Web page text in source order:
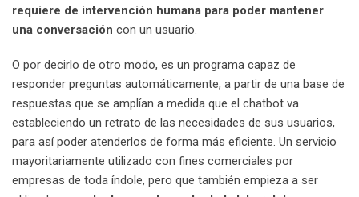
requiere de intervención humana para poder mantener
una conversación con un usuario.
O por decirlo de otro modo, es un programa capaz de
responder preguntas automáticamente, a partir de una base de
respuestas que se amplían a medida que el chatbot va
estableciendo un retrato de las necesidades de sus usuarios,
para así poder atenderlos de forma más eficiente. Un servicio
mayoritariamente utilizado con fines comerciales por
empresas de toda índole, pero que también empieza a ser